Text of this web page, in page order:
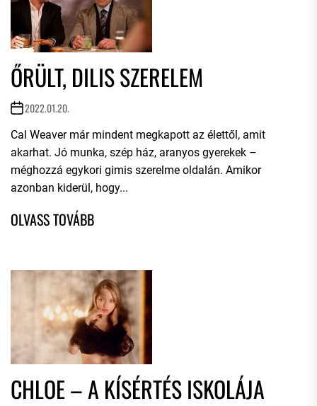
ŐRÜLT, DILIS SZERELEM
2022.01.20.
Cal Weaver már mindent megkapott az élettől, amit
akarhat. Jó munka, szép ház, aranyos gyerekek –
méghozzá egykori gimis szerelme oldalán. Amikor
azonban kiderül, hogy...
CHLOE – A KÍSÉRTÉS ISKOLÁJA